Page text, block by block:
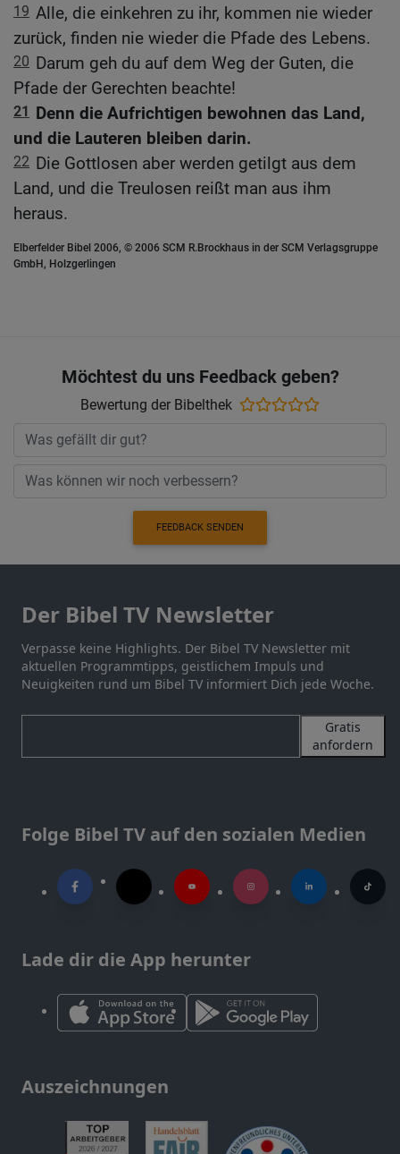
19 Alle, die einkehren zu ihr, kommen nie wieder
zurück, finden nie wieder die Pfade des Lebens.
20 Darum geh du auf dem Weg der Guten, die
Pfade der Gerechten beachte!
21 Denn die Aufrichtigen bewohnen das Land,
und die Lauteren bleiben darin.
22 Die Gottlosen aber werden getilgt aus dem
Land, und die Treulosen reißt man aus ihm
heraus.
Elberfelder Bibel 2006, © 2006 SCM R.Brockhaus in der SCM Verlagsgruppe
GmbH, Holzgerlingen
Möchtest du uns Feedback geben?
Bewertung der Bibelthek
FEEDBACK SENDEN
Der Bibel TV Newsletter
Verpasse keine Highlights. Der Bibel TV Newsletter mit
aktuellen Programmtipps, geistlichem Impuls und
Neuigkeiten rund um Bibel TV informiert Dich jede Woche.
Gratis
anfordern
Folge Bibel TV auf den sozialen Medien
Lade dir die App herunter
Auszeichnungen